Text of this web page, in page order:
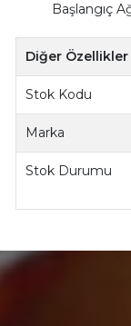
Başlangıç
Diğer Özellikler
Stok Kodu
Marka
Stok Durumu